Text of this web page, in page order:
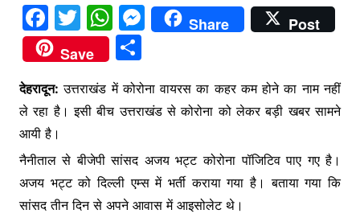
F
a
c
e
b
o
o
k
T
w
itt
er
W
h
at
s
A
p
p
M
e
s
e
g
er
Share
Post
Save
S
ar
e
देहरादून: उत्तराखंड में कोरोना वायरस का कहर कम होने का नाम नहीं
ले रहा है। इसी बीच उत्तराखंड से कोरोना को लेकर बड़ी खबर सामने
आयी है।
नैनीताल से बीजेपी सांसद अजय भट्ट कोरोना पॉजिटिव पाए गए है।
अजय भट्ट को दिल्ली एम्स में भर्ती कराया गया है। बताया गया कि
सांसद तीन दिन से अपने आवास में आइसोलेट थे।